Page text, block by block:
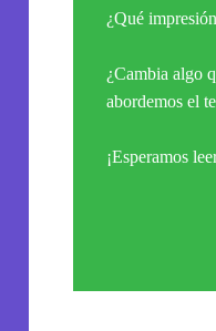
¿Qué
¿Cambia algo
abordemos el
¡Esperamos